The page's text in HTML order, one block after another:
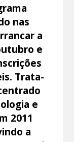
nas
a
e
Trata-
e
2011
a